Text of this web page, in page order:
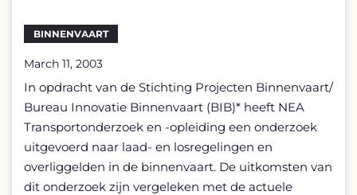
BINNENVAART
March 11, 2003
In opdracht van de Stichting Projecten Binnenvaart/
Bureau Innovatie Binnenvaart (BIB)* heeft NEA
Transportonderzoek en -opleiding een onderzoek
uitgevoerd naar laad- en losregelingen en
overliggelden in de binnenvaart. De uitkomsten van
dit onderzoek zijn vergeleken met de actuele